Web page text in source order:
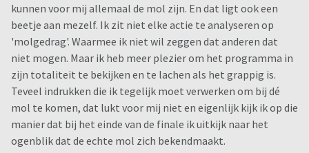
kunnen voor mij allemaal de mol zijn. En dat ligt ook een
beetje aan mezelf. Ik zit niet elke actie te analyseren op
'molgedrag'. Waarmee ik niet wil zeggen dat anderen dat
niet mogen. Maar ik heb meer plezier om het programma in
zijn totaliteit te bekijken en te lachen als het grappig is.
Teveel indrukken die ik tegelijk moet verwerken om bij dé
mol te komen, dat lukt voor mij niet en eigenlijk kijk ik op die
manier dat bij het einde van de finale ik uitkijk naar het
ogenblik dat de echte mol zich bekendmaakt.